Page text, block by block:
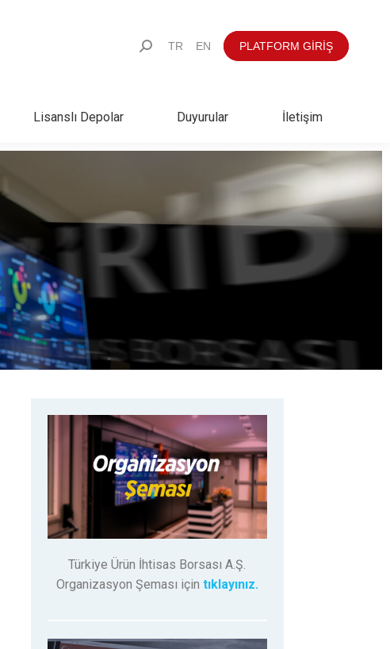
TR EN PLATFORM GİRİŞ
Lisanslı Depolar Duyurular İletişim
Türkiye Ürün İhtisas Borsası A.Ş.
Organizasyon Şeması için tıklayınız.